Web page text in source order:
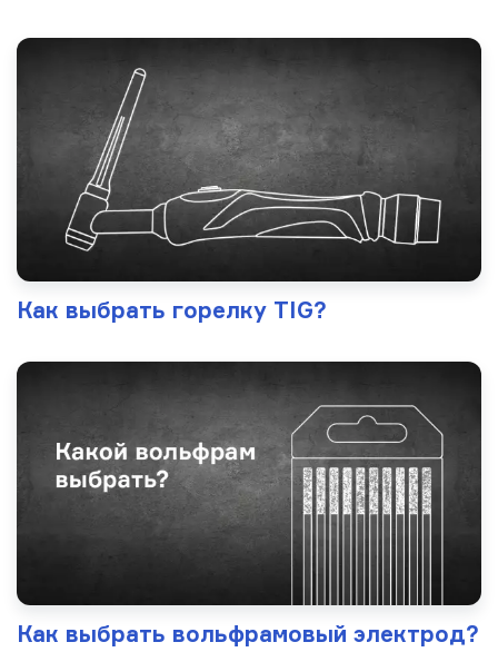
Как выбрать горелку TIG?
Как выбрать вольфрамовый электрод?